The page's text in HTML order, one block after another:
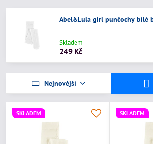
Abel&Lula girl punčochy bílé
Skladem
249 Kč
Nejnovější
SKLADEM SKLADEM